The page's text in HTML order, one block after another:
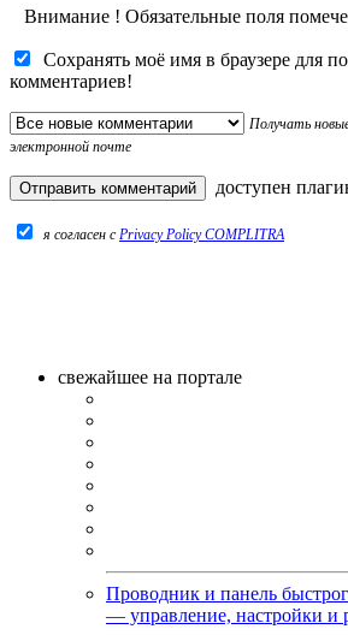
Внимание ! Обязательные поля
Сохранять моё имя в браузере для
комментариев!
Получать
электронной почте
доступен
я согласен c Privacy Policy COMPLITRA
свежайшее на портале
Проводник и панель
— управление, настройки и